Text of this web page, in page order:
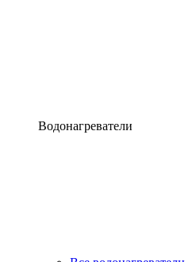
Водонагреватели